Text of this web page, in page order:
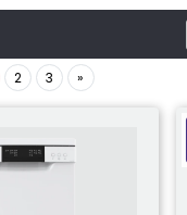
2 3 »